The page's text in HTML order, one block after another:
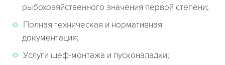
рыбохозяйственного значения первой степени;
Полная техническая и нормативная
документация;
Услуги шеф-монтажа и пусконаладки;